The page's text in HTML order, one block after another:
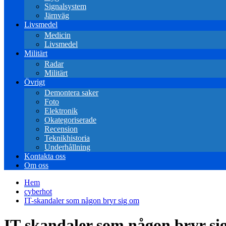
Signalsystem
Järnväg
Livsmedel
Medicin
Livsmedel
Militärt
Radar
Militärt
Övrigt
Demontera saker
Foto
Elektronik
Okategoriserade
Recension
Teknikhistoria
Underhållning
Kontakta oss
Om oss
Hem
cyberhot
IT-skandaler som någon bryr sig om